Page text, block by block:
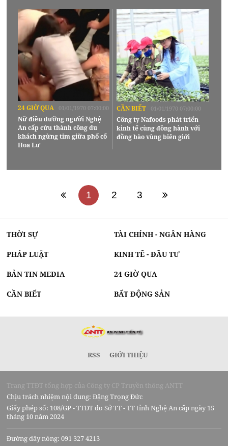
24 GIỜ QUA 01/01/1970 07:00:00
Nữ điều dưỡng người Nghệ
An cấp cứu thành công du
khách ngừng tim giữa phố cổ
Hoa Lư
CẦN BIẾT 01/01/1970 07:00:00
Công ty Nafoods phát triển
kinh tế cùng đồng hành với
đồng bào vùng biên giới
1 2 3
THỜI SỰ TÀI CHÍNH - NGÂN HÀNG
PHÁP LUẬT KINH TẾ - ĐẦU TƯ
BẢN TIN MEDIA 24 GIỜ QUA
CẦN BIẾT BẤT ĐỘNG SẢN
RSS GIỚI THIỆU
Trang TTĐT tổng hợp của Công ty CP Truyền thông ANTT
Chịu trách nhiệm nội dung: Đặng Trọng Đức
Giấy phép số: 108/GP - TTĐT do Sở TT - TT tỉnh Nghệ An cấp ngày 15
tháng 10 năm 2024
Đường dây nóng: 091 327 4213